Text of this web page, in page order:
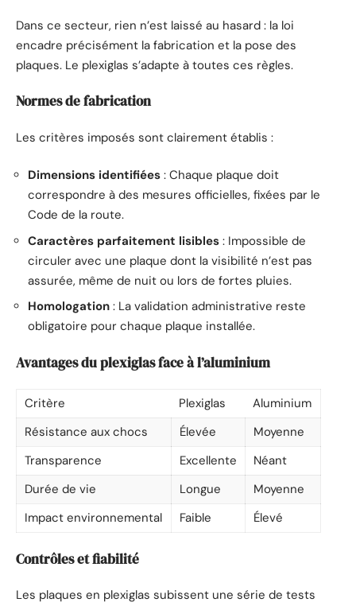
Dans ce secteur, rien n’est laissé au hasard : la loi
encadre précisément la fabrication et la pose des
plaques. Le plexiglas s’adapte à toutes ces règles.
Normes de fabrication
Les critères imposés sont clairement établis :
Dimensions identifiées : Chaque plaque doit
correspondre à des mesures officielles, fixées par le
Code de la route.
Caractères parfaitement lisibles : Impossible de
circuler avec une plaque dont la visibilité n’est pas
assurée, même de nuit ou lors de fortes pluies.
Homologation : La validation administrative reste
obligatoire pour chaque plaque installée.
Avantages du plexiglas face à l’aluminium
Critère Plexiglas
Aluminium
Résistance aux chocs
Élevée
Moyenne
Transparence
Excellente
Néant
Durée de vie
Longue
Moyenne
Impact environnemental
Faible Élevé
Contrôles et fiabilité
Les plaques en plexiglas subissent une série de tests